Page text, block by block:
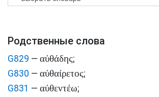
Родственные слова
G829 — αὐθάδης;
G830 — αὐθαίρετος;
G831 — αὐθεντέω;